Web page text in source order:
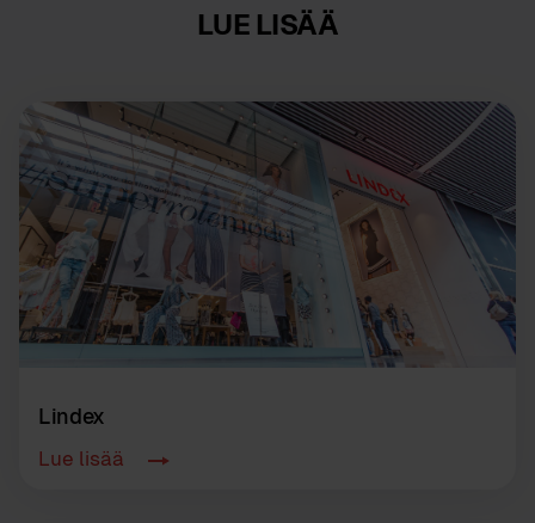
LUE LISÄÄ
Lindex
Lue lisää